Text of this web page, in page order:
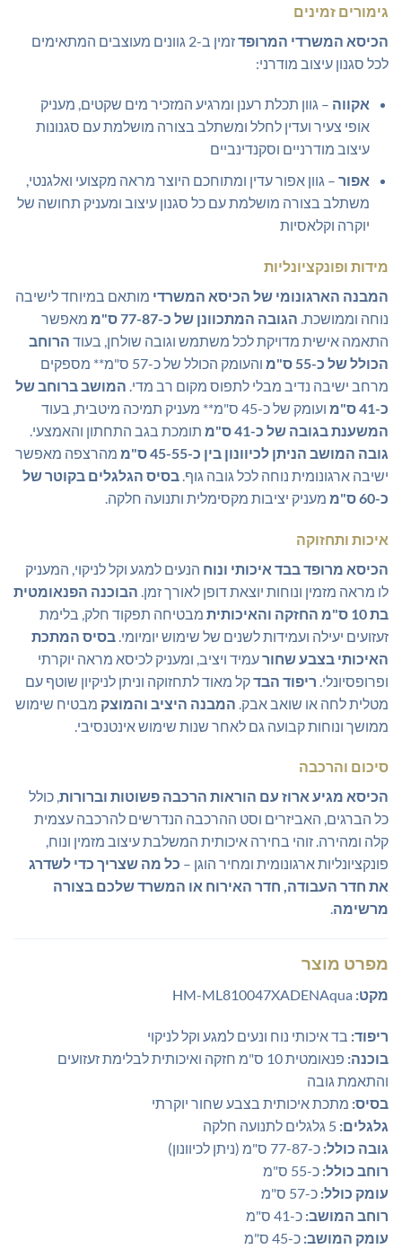
גימורים זמינים
הכיסא המשרדי המרופד
זמין ב-2 גוונים מעוצבים המתאימים
לכל סגנון עיצוב מודרני:
אקווה – גוון תכלת רענן ומרגיע המזכיר מים שקטים, מעניק
אופי צעיר ועדין לחלל ומשתלב בצורה מושלמת עם סגנונות
עיצוב מודרניים וסקנדינביים
אפור– גוון אפור עדין ומתוחכם היוצר מראה מקצועי ואלגנטי,
משתלב בצורה מושלמת עם כל סגנון עיצוב ומעניק תחושה של
יוקרה וקלאסיות
מידות ופונקציונליות
המבנה הארגונומי של הכיסא המשרדי מותאם במיוחד לישיבה
נוחה וממושכת. הגובה המתכוונן של כ-77-87 ס"מ
מאפשר
התאמה אישית מדויקת לכל משתמש וגובה שולחן, בעוד הרוחב
הכולל של כ-55 ס"מ
והעומק הכולל של כ-57 ס"מ** מספקים
מרחב ישיבה נדיב מבלי לתפוס מקום רב מדי. המושב ברוחב של
כ-41 ס"מ
ועומק של כ-45 ס"מ** מעניק תמיכה מיטבית, בעוד
המשענת בגובה של כ-41 ס"מ
תומכת בגב התחתון והאמצעי.
גובה המושב הניתן לכיוונון בין כ-45-55 ס"מ
מהרצפה מאפשר
ישיבה ארגונומית נוחה לכל גובה גוף. בסיס הגלגלים בקוטר של
כ-60 ס"מ
מעניק יציבות מקסימלית ותנועה חלקה.
איכות ותחזוקה
הכיסא מרופד בבד איכותי ונוח הנעים למגע וקל לניקוי, המעניק
לו מראה מזמין ונוחות יוצאת דופן לאורך זמן. הבוכנה הפנאומטית
בת 10 ס"מ החזקה והאיכותית
מבטיחה תפקוד חלק, בלימת
זעזועים יעילה ועמידות לשנים של שימוש יומיומי. בסיס המתכת
האיכותי בצבע שחורעמיד ויציב, ומעניק לכיסא מראה יוקרתי
ופרופסיונלי. ריפוד הבדקל מאוד לתחזוקה וניתן לניקיון שוטף עם
מטלית לחה או שואב אבק. המבנה היציב והמוצק מבטיח שימוש
ממושך ונוחות קבועה גם לאחר שנות שימוש אינטנסיבי.
סיכום והרכבה
הכיסא מגיע ארוז עם הוראות הרכבה פשוטות וברורות, כולל
כל הברגים, האביזרים וסט ההרכבה הנדרשים להרכבה עצמית
קלה ומהירה. זוהי בחירה איכותית המשלבת עיצוב מזמין ונוח,
פונקציונליות ארגונומית ומחיר הוגן – כל מה שצריך כדי לשדרג
את חדר העבודה, חדר האירוח או המשרד שלכם בצורה
מרשימה.
מפרט מוצר
מקט: HM-ML810047XADENAqua
ריפוד: בד איכותי נוח ונעים למגע וקל לניקוי
בוכנה:
פנאומטית 10 ס"מ חזקה ואיכותית לבלימת זעזועים
והתאמת גובה
בסיס: מתכת איכותית בצבע שחור יוקרתי
גלגלים:
גובה כולל: כ-77-87 ס"מ (ניתן לכיוונון)
רוחב כולל: כ-55 ס"מ
עומק כולל: כ-57 ס"מ
רוחב המושב: כ-41 ס"מ
עומק המושב: כ-45 ס"מ